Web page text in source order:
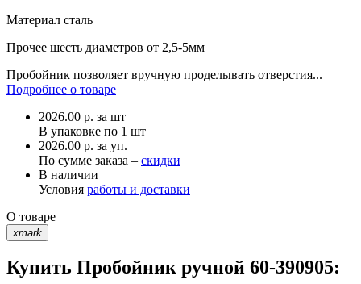
Материал сталь
Прочее шесть диаметров от 2,5-5мм
Пробойник позволяет вручную проделывать отверстия...
Подробнее о товаре
2026.00 р. за шт
В упаковке по 1 шт
2026.00 р. за уп.
По сумме заказа – скидки
В наличии
Условия работы и доставки
О товаре
xmark
Купить Пробойник ручной 60-390905: